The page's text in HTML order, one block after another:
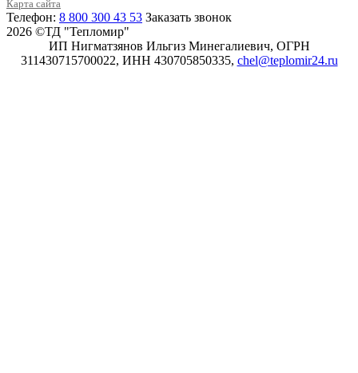
Карта сайта
Телефон: 8 800 300 43 53 Заказать звонок
2026 ©ТД "Тепломир"
ИП Нигматзянов Ильгиз Минегалиевич, ОГРН
311430715700022, ИНН 430705850335, chel@teplomir24.ru